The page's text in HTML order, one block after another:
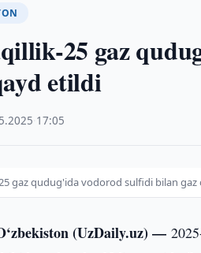
25 gaz
etildi
17:05
gaz qudug'ida vodorod sulfidi bilan
(UzDaily.uz) —